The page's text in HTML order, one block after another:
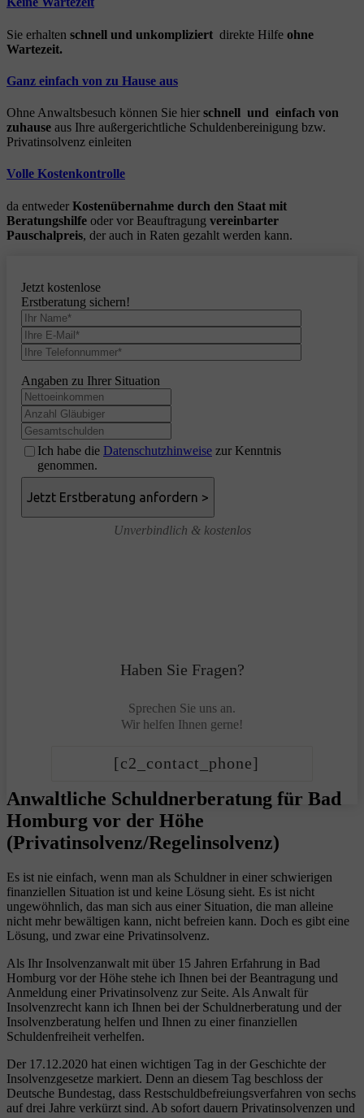
Sie erhalten schnell und unkompliziert direkte Hilfe ohne
Wartezeit.
Ganz einfach von zu Hause aus
Ohne Anwaltsbesuch können Sie hier schnell und einfach von
zuhause aus Ihre außergerichtliche Schuldenbereinigung bzw.
Privatinsolvenz einleiten
Volle Kostenkontrolle
da entweder Kostenübernahme durch den Staat mit
Beratungshilfe oder vor Beauftragung vereinbarter
Pauschalpreis, der auch in Raten gezahlt werden kann.
Jetzt kostenlose
Erstberatung sichern!
Angaben zu Ihrer Situation
Ich habe die Datenschutzhinweise zur Kenntnis
genommen.
Unverbindlich & kostenlos
Haben Sie Fragen?
Sprechen Sie uns an.
Wir helfen Ihnen gerne!
[c2_contact_phone]
Anwaltliche Schuldnerberatung für Bad
Homburg vor der Höhe
(Privatinsolvenz/Regelinsolvenz)
Es ist nie einfach, wenn man als Schuldner in einer schwierigen
finanziellen Situation ist und keine Lösung sieht. Es ist nicht
ungewöhnlich, das man sich aus einer Situation, die man alleine
nicht mehr bewältigen kann, nicht befreien kann. Doch es gibt eine
Lösung, und zwar eine Privatinsolvenz.
Als Ihr Insolvenzanwalt mit über 15 Jahren Erfahrung in Bad
Homburg vor der Höhe stehe ich Ihnen bei der Beantragung und
Anmeldung einer Privatinsolvenz zur Seite. Als Anwalt für
Insolvenzrecht kann ich Ihnen bei der Schuldnerberatung und der
Insolvenzberatung helfen und Ihnen zu einer finanziellen
Schuldenfreiheit verhelfen.
Der 17.12.2020 hat einen wichtigen Tag in der Geschichte der
Insolvenzgesetze markiert. Denn an diesem Tag beschloss der
Deutsche Bundestag, dass Restschuldbefreiungsverfahren von sechs
auf drei Jahre verkürzt sind. Ab sofort dauern Privatinsolvenzen und